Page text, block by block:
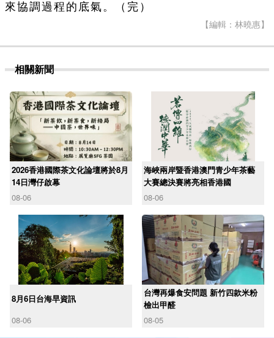
來協調過程的底氣。（完）
【編輯：林曉惠】
相關新聞
2026香港國際茶文化論壇將於8月
14日灣仔啟幕
08-06
海峽兩岸暨香港澳門青少年茶藝
大賽總決賽將亮相香港國
08-06
8月6日台海早資訊
08-06
台灣再爆食安問題 新竹四款米粉
檢出甲醛
08-05